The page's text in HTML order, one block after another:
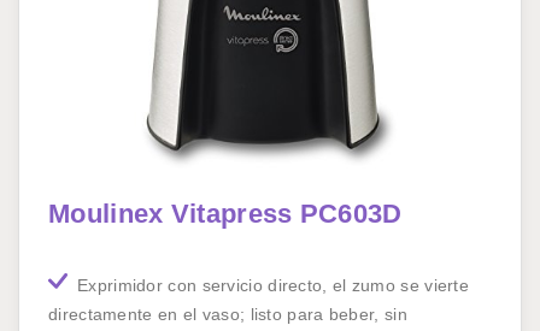
Moulinex Vitapress PC603D
Exprimidor con servicio directo, el zumo se vierte
directamente en el vaso; listo para beber, sin